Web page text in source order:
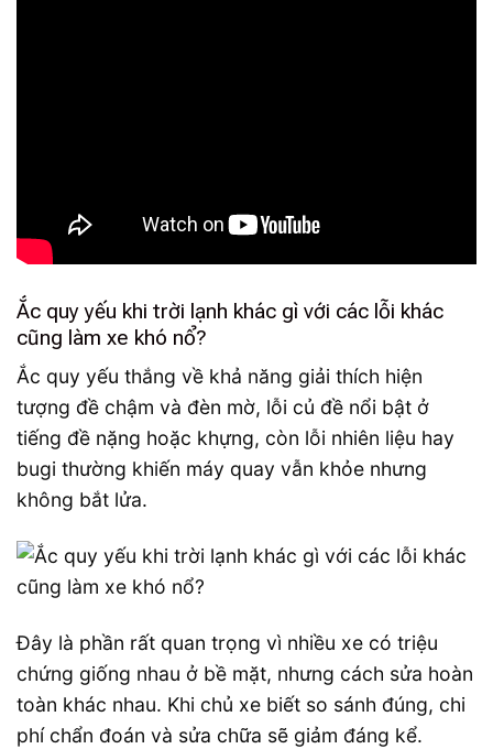
Ắc quy yếu khi trời lạnh khác gì với các lỗi khác
cũng làm xe khó nổ?
Ắc quy yếu thắng về khả năng giải thích hiện
tượng đề chậm và đèn mờ, lỗi củ đề nổi bật ở
tiếng đề nặng hoặc khựng, còn lỗi nhiên liệu hay
bugi thường khiến máy quay vẫn khỏe nhưng
không bắt lửa.
Đây là phần rất quan trọng vì nhiều xe có triệu
chứng giống nhau ở bề mặt, nhưng cách sửa hoàn
toàn khác nhau. Khi chủ xe biết so sánh đúng, chi
phí chẩn đoán và sửa chữa sẽ giảm đáng kể.